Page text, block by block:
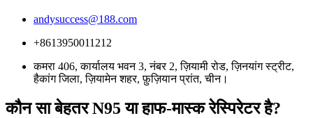
andysuccess@188.com
+8613950011212
कमरा 406, कार्यालय भवन 3, नंबर 2, ज़ियामी रोड, ज़िनयांग स्ट्रीट,
हैकांग जिला, ज़ियामेन शहर, फ़ुज़ियान प्रांत, चीन।
कौन सा बेहतर N95 या हाफ-मास्क रेस्पिरेटर है?